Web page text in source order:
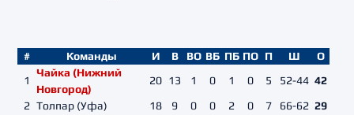
# Команды И В ВО ВБ ПБ ПО П Ш
О
1
Чайка (Нижний
Новгород)
20 13 1 0 1 0 5 52-44 42
2 Толпар (Уфа) 18 9 0 0 2 0 7 66-62 29